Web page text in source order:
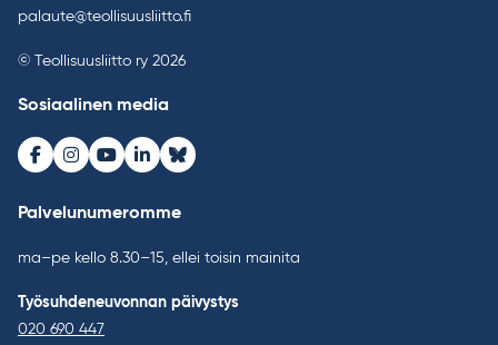
palaute@teollisuusliitto.fi
© Teollisuusliitto ry 2026
Sosiaalinen media
Facebook
Instagram
Youtube
LinkedInBluesky
Palvelunumeromme
ma–pe kello 8.30–15, ellei toisin mainita
Työsuhdeneuvonnan päivystys
020 690 447